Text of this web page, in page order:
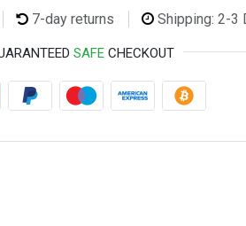
7-day returns Shipping: 2-3
SAFECHECKOUT